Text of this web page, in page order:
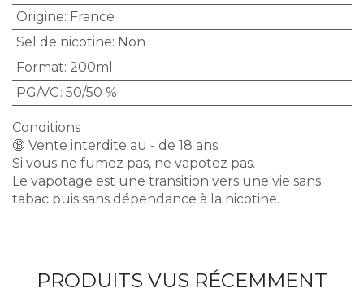
Origine: France
Sel de nicotine: Non
Format: 200ml
PG/VG: 50/50 %
Conditions
🔞 Vente interdite au - de 18 ans.
Si vous ne fumez pas, ne vapotez pas.
Le vapotage est une transition vers une vie sans
tabac puis sans dépendance à la nicotine.
PRODUITS VUS RÉCEMMENT